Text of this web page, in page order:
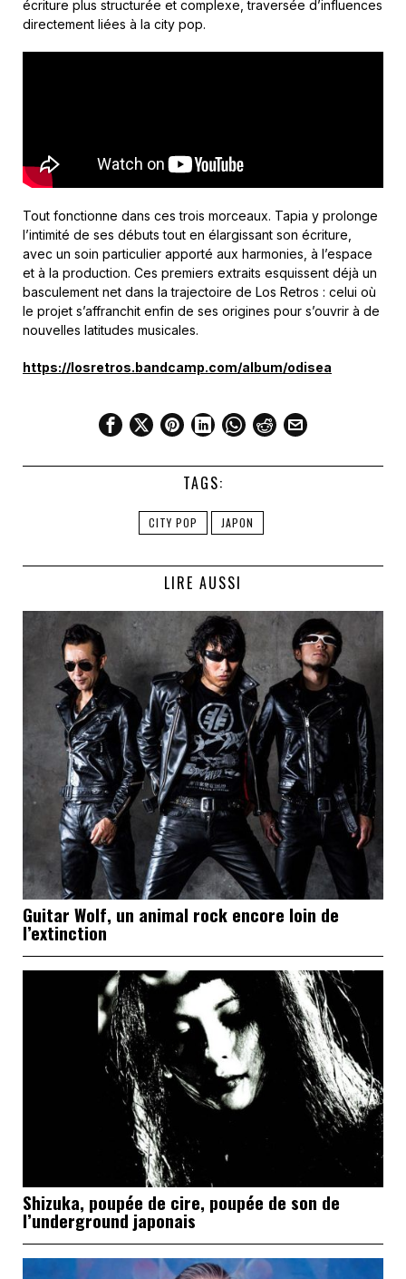
écriture plus structurée et complexe, traversée d’influences
directement liées à la city pop.
Tout fonctionne dans ces trois morceaux. Tapia y prolonge
l’intimité de ses débuts tout en élargissant son écriture,
avec un soin particulier apporté aux harmonies, à l’espace
et à la production. Ces premiers extraits esquissent déjà un
basculement net dans la trajectoire de Los Retros : celui où
le projet s’affranchit enfin de ses origines pour s’ouvrir à de
nouvelles latitudes musicales.
https://losretros.bandcamp.com/album/odisea
TAGS:
CITY POP JAPON
LIRE AUSSI
Guitar Wolf, un animal rock encore loin de
l’extinction
Shizuka, poupée de cire, poupée de son de
l’underground japonais